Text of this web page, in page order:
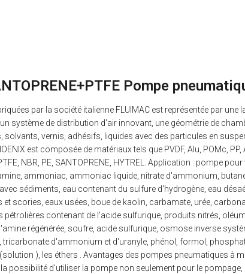
Pompe
par la société italienne FLUIMAC est représentée par
système de distribution d'air innovant, une géométrie de
vernis, adhésifs, liquides avec des particules en
est composée de matériaux tels que PVDF, Alu, POMc,
NBR, PE, SANTOPRENE, HYTREL. Application : pompe
ammoniac, ammoniac liquide, nitrate d'ammonium,
sédiments, eau contenant du sulfure d'hydrogène, eau
scories, eaux usées, boue de kaolin, carbamate, urée,
contenant de l'acide sulfurique, produits nitrés,
régénérée, soufre, acide sulfurique, osmose inverse
tricarbonate d'ammonium et d'uranyle, phénol, formol,
), les éthers . Avantages des pompes pneumatiques à
possibilité d'utiliser la pompe non seulement pour le